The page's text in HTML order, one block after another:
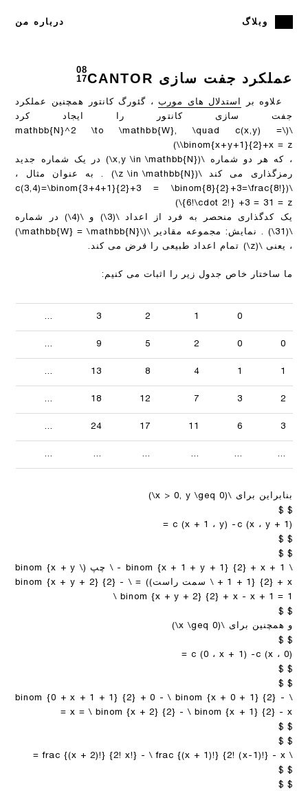
درباره من وبلاگ
عملکرد جفت سازی CANTOR
08
17
علاوه بر استدلال های مورب، گئورگ کانتور همچنین عملکرد
جفت سازی کانتور را ایجاد کرد
\(\mathbb{N}^2 \to \mathbb{W}, \quad c(x,y) =
\binom{x+y+1}{2}+x = z\)
، که هر دو شماره \(x,y \in \mathbb{N}\)
در یک شماره جدید
رمزگذاری می کند\(z \in \mathbb{N}\)
. به عنوان مثال ،
\(c(3,4)=\binom{3+4+1}{2}+3 = \binom{8}{2}+3=\frac{8!}
{6!\cdot 2!} +3 = 31 = z\)
یک کدگذاری منحصر به فرد از اعداد\(3\) و \(4\)
در شماره
\(31\)
. نمایش: مجموعه مقادیر\(\mathbb{W} = \mathbb{N}\)
، یعنی\(z\) تمام اعداد طبیعی را فرض می کند.
ما ساختار خاص جدول زیر را اثبات می کنیم:
0
1
2
3
...
0
0
2
5
9
...
1
1
4
8
13
...
2
3
7
12
18
...
3
6
11
17
24
...
...
...
...
...
...
...
بنابراین برای \(x > 0, y \geq 0\)
$ $
c (x + 1 ، y) -c (x ، y + 1) =
$ $
$ $
\ binom {x + 1 + y + 1} {2} + x + 1 - \ چپ (\ binom {x + y
+ 1 + 1} {2} + x \ سمت راست)) = \ binom {x + y + 2} {2} -
\ binom {x + y + 2} {2} + x - x + 1 = 1
$ $
و همچنین برای \(x \geq 0\)
$ $
c (0 ، x + 1) -c (x ، 0) =
$ $
$ $
\ binom {0 + x + 1 + 1} {2} + 0 - \ binom {x + 0 + 1} {2} -
x = \ binom {x + 2} {2} - \ binom {x + 1} {2} - x =
$ $
$ $
\ frac {(x + 2)!} {2! x!} - \ frac {(x + 1)!} {2! (x-1)!} - x =
$ $
$ $